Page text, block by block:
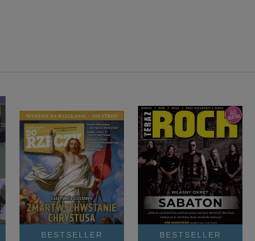
BESTSELLER BESTSELLER